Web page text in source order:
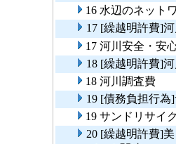
16 水辺のネット
17 [繰越明許費]
17 河川安全・安
18 [繰越明許費]
18 河川調査費
19 [債務負担行
19 サンドリサイ
20 [繰越明許費]